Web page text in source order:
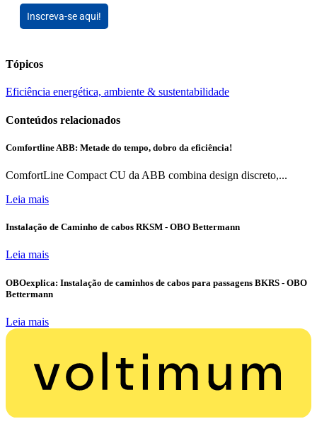
Inscreva-se aqui!
Tópicos
Eficiência energética, ambiente & sustentabilidade
Conteúdos relacionados
Comfortline ABB: Metade do tempo, dobro da eficiência!
ComfortLine Compact CU da ABB combina design discreto,...
Leia mais
Instalação de Caminho de cabos RKSM - OBO Bettermann
Leia mais
OBOexplica: Instalação de caminhos de cabos para passagens BKRS - OBO
Bettermann
Leia mais